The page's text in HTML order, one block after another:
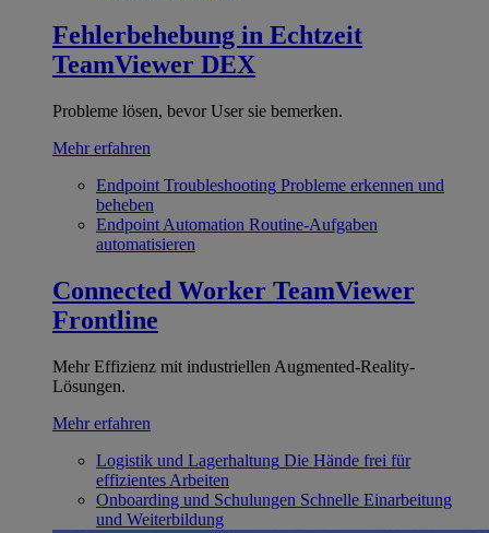
Fehlerbehebung in Echtzeit
TeamViewer DEX
Probleme lösen, bevor User sie bemerken.
Mehr erfahren
Endpoint Troubleshooting Probleme erkennen und
beheben
Endpoint Automation Routine-Aufgaben
automatisieren
Connected Worker TeamViewer
Frontline
Mehr Effizienz mit industriellen Augmented-Reality-
Lösungen.
Mehr erfahren
Logistik und Lagerhaltung Die Hände frei für
effizientes Arbeiten
Onboarding und Schulungen Schnelle Einarbeitung
und Weiterbildung